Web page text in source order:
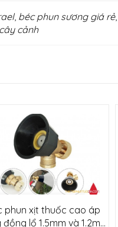
, béc phun sương giá rẻ,
cảnh
phun xịt thuốc cao áp
lổ 1.5mm và 1.2mm